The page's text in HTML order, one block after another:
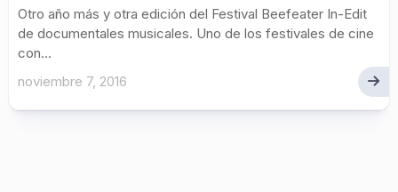
Otro año más y otra edición del Festival Beefeater In-Edit
de documentales musicales. Uno de los festivales de cine
con...
noviembre 7, 2016